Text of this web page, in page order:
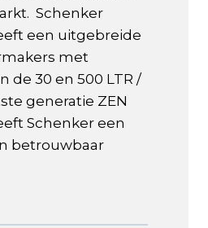
Schenker
een uitgebreide
met
de 30 en 500 LTR /
generatie ZEN
Schenker een
betrouwbaar